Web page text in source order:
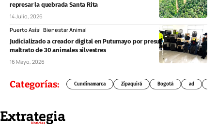
represar la quebrada Santa Rita
14 Julio, 2026
Puerto Asís Bienestar Animal
Judicializado a creador digital en Putumayo por presunto cautiverio y
maltrato de 30 animales silvestres
16 Mayo, 2026
Categorías: Cundinamarca Zipaquirá Bogotá ad